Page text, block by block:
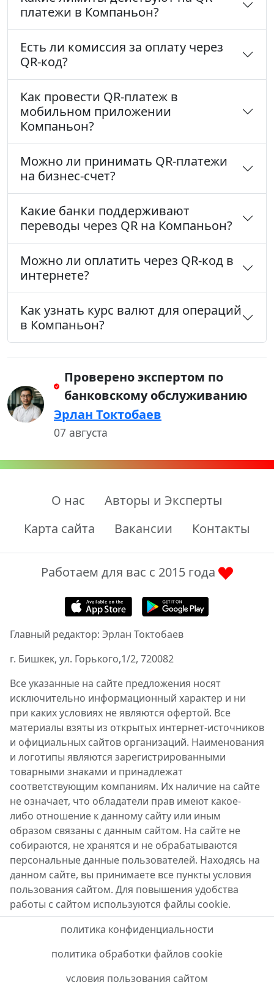
платежи в Компаньон?
Есть ли комиссия за оплату через
QR-код?
Как провести QR-платеж в
мобильном приложении
Компаньон?
Можно ли принимать QR-платежи
на бизнес-счет?
Какие банки поддерживают
переводы через QR на Компаньон?
Можно ли оплатить через QR-код в
интернете?
Как узнать курс валют для операций
в Компаньон?
Проверено экспертом по
банковскому обслуживанию
Эрлан Токтобаев
07 августа
О нас
Авторы и Эксперты
Карта сайта
Вакансии Контакты
Работаем для вас с 2015 года
Главный редактор: Эрлан Токтобаев
г. Бишкек, ул. Горького,1/2, 720082
Все указанные на сайте предложения носят
исключительно информационный характер и ни
при каких условиях не являются офертой. Все
материалы взяты из открытых интернет-источников
и официальных сайтов организаций. Наименования
и логотипы являются зарегистрированными
товарными знаками и принадлежат
соответствующим компаниям. Их наличие на сайте
не означает, что обладатели прав имеют какое-
либо отношение к данному сайту или иным
образом связаны с данным сайтом. На сайте не
собираются, не хранятся и не обрабатываются
персональные данные пользователей. Находясь на
данном сайте, вы принимаете все пункты условия
пользования сайтом. Для повышения удобства
работы с сайтом используются файлы cookie.
политика конфиденциальности
политика обработки файлов cookie
условия пользования сайтом